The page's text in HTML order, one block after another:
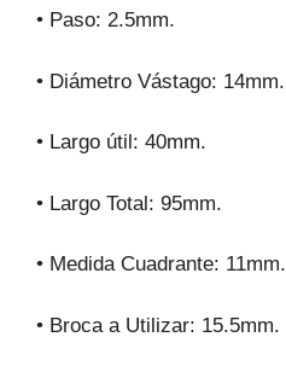
• Paso: 2.5mm.
• Diámetro Vástago: 14mm.
• Largo útil: 40mm.
• Largo Total: 95mm.
• Medida Cuadrante: 11mm.
• Broca a Utilizar: 15.5mm.